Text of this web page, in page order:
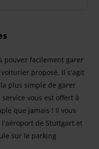
pouvez facilement garer
proposé. Il s'agit
plus simple de garer
vous est offert à
que jamais ! Il vous
de Stuttgart et
sur le parking